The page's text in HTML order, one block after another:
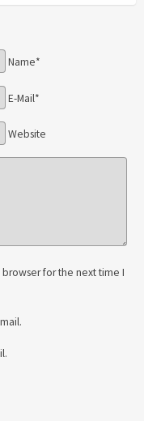
Name*
E-Mail*
Website
for the next time I